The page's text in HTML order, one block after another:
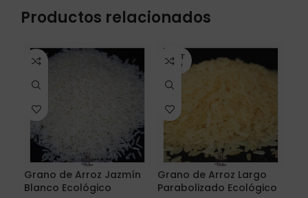
Productos relacionados
Grano de Arroz Jazmín
Blanco Ecológico
AGOT
ADO
Grano de Arroz Largo
Parabolizado Ecológico